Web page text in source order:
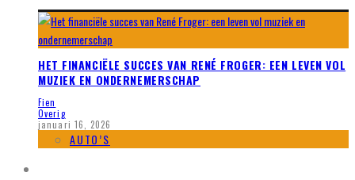
HET FINANCIËLE SUCCES VAN RENÉ FROGER: EEN LEVEN VOL
MUZIEK EN ONDERNEMERSCHAP
Fien
Overig
januari 16, 2026
AUTO’S